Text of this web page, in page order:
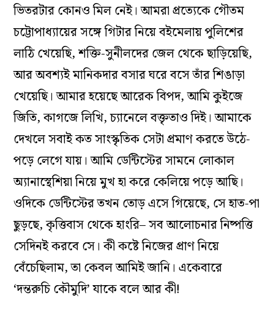
ভিতরটার কোনও মিল নেই। আমরা প্রত্যেকে গৌতম
চট্টোপাধ্যায়ের সঙ্গে গিটার নিয়ে বইমেলায় পুলিশের
লাঠি খেয়েছি, শক্তি-সুনীলদের জেল থেকে ছাড়িয়েছি,
আর অবশ্যই মানিকদার বসার ঘরে বসে তাঁর শিঙাড়া
খেয়েছি। আমার হয়েছে আরেক বিপদ, আমি কুইজে
জিতি, কাগজে লিখি, চ্যানেলে বক্তৃতাও দিই। আমাকে
দেখলে সবাই কত সাংস্কৃতিক সেটা প্রমাণ করতে উঠে-
পড়ে লেগে যায়। আমি ডেন্টিস্টের সামনে লোকাল
অ্যানাস্থেশিয়া নিয়ে মুখ হা করে কেলিয়ে পড়ে আছি।
ওদিকে ডেন্টিস্টের তখন তোড় এসে গিয়েছে, সে হাত-পা
ছুড়ছে, কৃত্তিবাস থেকে হাংরি– সব আলোচনার নিষ্পত্তি
সেদিনই করবে সে। কী কষ্টে নিজের প্রাণ নিয়ে
বেঁচেছিলাম, তা কেবল আমিই জানি। একেবারে
‘দন্তরুচি কৌমুদি’ যাকে বলে আর কী!